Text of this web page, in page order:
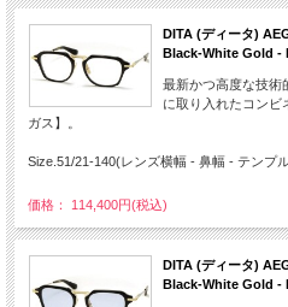
DITA (ディータ)
Black-White Gold -
最新かつ高度な技術
に取り入れたコンビ
ガス】。
Size.51/21-140(レンズ横幅 - 鼻幅 - テンプ
価格： 114,400円(税込)
DITA (ディータ)
Black-White Gold -